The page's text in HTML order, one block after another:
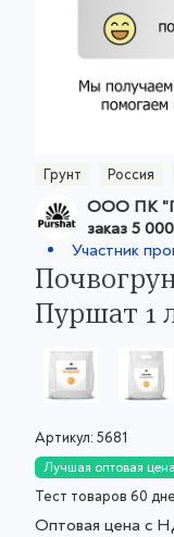
Грунт Россия
ООО ПК
заказ 5
Участник
Пуршат 1
Артикул: 5681
Лучшая оптовая цена
Тест товаров 60
Оптовая цена с